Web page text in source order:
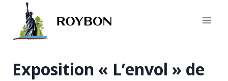
contenu
Exposition « L’envol » de